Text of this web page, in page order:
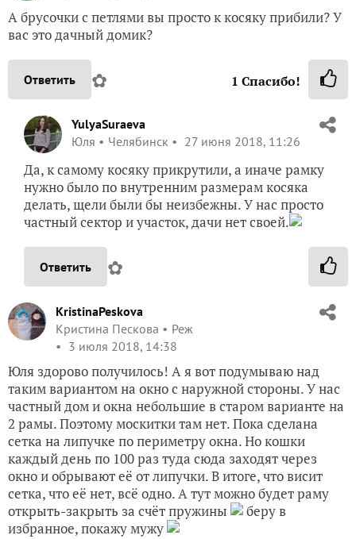
А брусочки с петлями вы просто к косяку прибили? У
вас это дачный домик?
Ответить ✿ 1 Спасибо!
YulyaSuraeva
Юля
Челябинск 27 июня 2018, 11:26
Да, к самому косяку прикрутили, а иначе рамку
нужно было по внутренним размерам косяка
делать, щели были бы неизбежны. У нас просто
частный сектор и участок, дачи нет своей.
Ответить ✿
KristinaPeskova
Кристина Пескова
Реж
3 июля 2018, 14:38
Юля здорово получилось! А я вот подумываю над
таким вариантом на окно с наружной стороны. У нас
частный дом и окна небольшие в старом варианте на
2 рамы. Поэтому москитки там нет. Пока сделана
сетка на липучке по периметру окна. Но кошки
каждый день по 100 раз туда сюда заходят через
окно и обрывают её от липучки. В итоге, что висит
сетка, что её нет, всё одно. А тут можно будет раму
открыть-закрыть за счёт пружины
беру в
избранное, покажу мужу